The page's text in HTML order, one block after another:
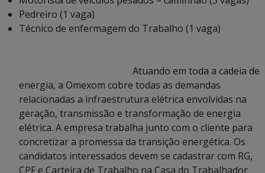
Pedreiro (1 vaga)
Técnico de enfermagem do Trabalho (1 vaga)
Atuando em toda a cadeia de
energia, a Omexom cobre todas as demandas
relacionadas a infraestrutura elétrica envolvidas na
geração, transmissão e transformação de energia
elétrica. A empresa trabalha junto com o cliente para
concretizar a promessa da transição energética. Os
candidatos interessados devem se cadastrar com RG,
CPF e Carteira de Trabalho na Casa do Trabalhador